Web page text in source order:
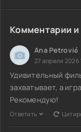
Комментарии
Ana Petrović
27 апреля 2026
Удивительный
захватывает, а
Рекомендую!
Ответить